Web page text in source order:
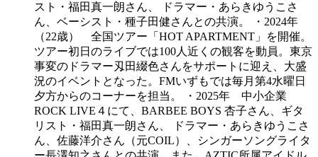
スト・福田真一朗さん、 ドラマー・あらきゆうこさ
ん、ベーシスト・種子田健さんとの共演。 ・2024年
（22歳） 全国ツアー「HOT APARTMENT」を開催。
ツアー初日のライブでは100人近くの観客を動員。東京
事変のドラマー刄田綴色さんをサポートに迎え、大盛
況のイベントとなった。FMいずもでは毎月第4水曜日
夕方からのコーナーを担当。 ・2025年 中小企業
ROCK LIVE４にて、BARBEE BOYS 杏子さん、ギタ
リスト・福田真一朗さん、 ドラマー・あらきゆうこさ
ん、佐藤洋介さん（元COIL）、シンガーソングライタ